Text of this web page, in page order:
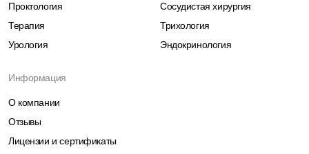
Проктология
Сосудистая хирургия
Терапия
Трихология
Урология
Эндокринология
Информация
О компании
Отзывы
Лицензии и сертификаты